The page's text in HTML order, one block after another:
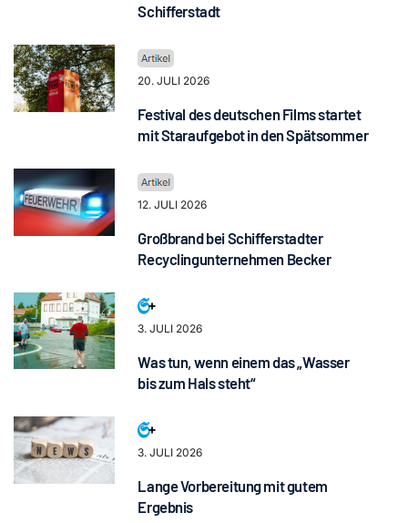
Schifferstadt
20. JULI 2026
Festival des deutschen Films startet
mit Staraufgebot in den Spätsommer
12. JULI 2026
Großbrand bei Schifferstadter
Recyclingunternehmen Becker
3. JULI 2026
Was tun, wenn einem das „Wasser
bis zum Hals steht“
3. JULI 2026
Lange Vorbereitung mit gutem
Ergebnis